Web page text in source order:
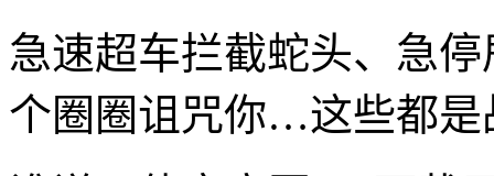
急速超车拦截蛇头、急
个圈圈诅咒你…这些都是